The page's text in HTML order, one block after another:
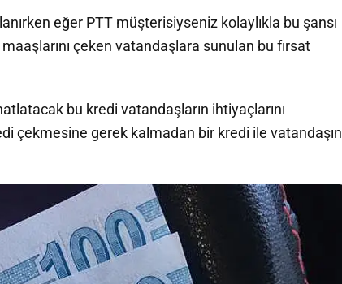
eğer PTT müşterisiyseniz kolaylıkla bu şansı
çeken vatandaşlara sunulan bu fırsat
bu kredi vatandaşların ihtiyaçlarını
çekmesine gerek kalmadan bir kredi ile vatandaşın